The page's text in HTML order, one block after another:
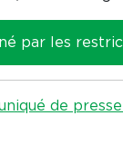
par les
de